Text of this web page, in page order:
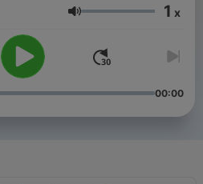
Volume 1 x
00:00